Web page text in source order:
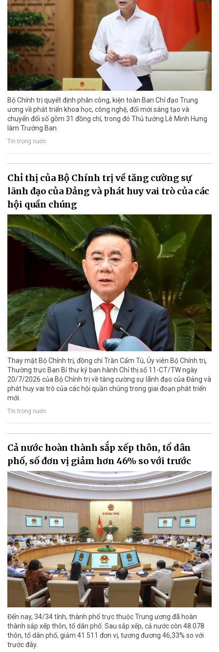
Bộ Chính trị quyết định phân công, kiện toàn Ban Chỉ đạo Trung
ương về phát triển khoa học, công nghệ, đổi mới sáng tạo và
chuyển đổi số gồm 31 đồng chí, trong đó Thủ tướng Lê Minh Hưng
làm Trưởng Ban.
Tin trong nước
Chỉ thị của Bộ Chính trị về tăng cường sự
lãnh đạo của Đảng và phát huy vai trò của các
hội quần chúng
Thay mặt Bộ Chính trị, đồng chí Trần Cẩm Tú, Ủy viên Bộ Chính trị,
Thường trực Ban Bí thư ký ban hành Chỉ thị số 11-CT/TW ngày
20/7/2026 của Bộ Chính trị về tăng cường sự lãnh đạo của Đảng và
phát huy vai trò của các hội quần chúng trong giai đoạn phát triển
mới.
Tin trong nước
Cả nước hoàn thành sắp xếp thôn, tổ dân
phố, số đơn vị giảm hơn 46% so với trước
Đến nay, 34/34 tỉnh, thành phố trực thuộc Trung ương đã hoàn
thành sắp xếp thôn, tổ dân phố. Sau sắp xếp, cả nước còn 48.078
thôn, tổ dân phố, giảm 41.511 đơn vị, tương đương 46,33% so với
trước đây.